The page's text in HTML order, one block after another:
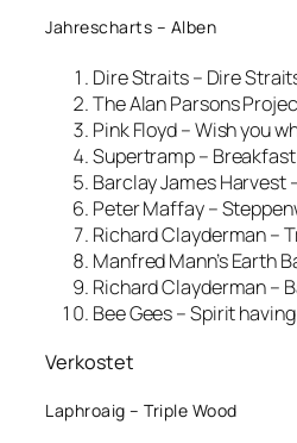
Jahrescharts – Alben
Dire Straits – Dire
The Alan Parsons
Pink Floyd – Wish you
Supertramp –
Barclay James Harvest
Peter Maffay –
Richard Clayderman –
Manfred Mann’s Earth
Richard Clayderman –
Bee Gees – Spirit
Verkostet
Laphroaig – Triple Wood